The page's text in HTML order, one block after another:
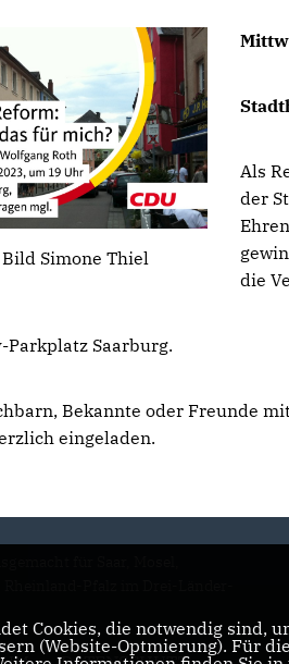
Simone Thiel
Als
der
die
Saarburg.
Bekannte oder Freunde
eingeladen.
Rheinland-Pfalz im Drei-Länder-
Cookies, die notwendig sind,
(Website-Optmierung). Für